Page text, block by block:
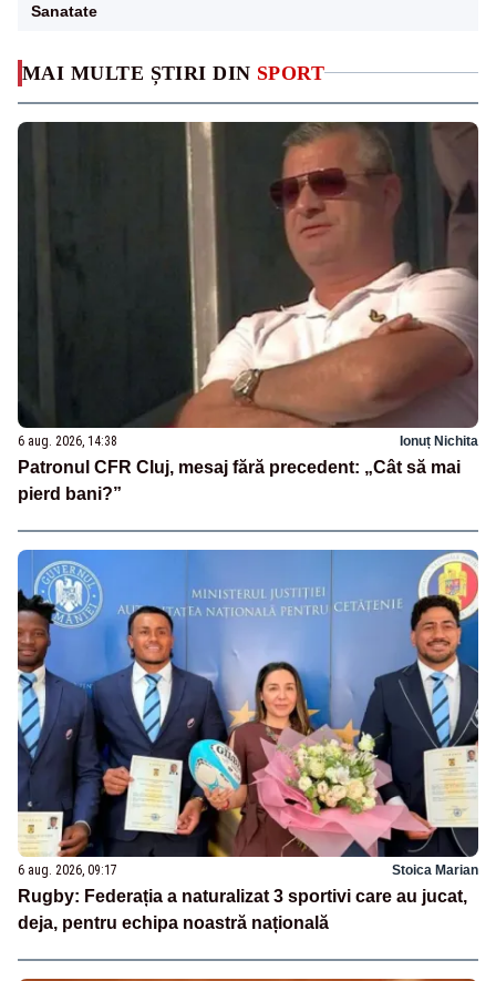
MAI MULTE ȘTIRI DIN SPORT
6 aug. 2026, 14:38 Ionuț Nichita
Patronul CFR Cluj, mesaj fără precedent: „Cât să mai
pierd bani?”
6 aug. 2026, 09:17 Stoica Marian
Rugby: Federația a naturalizat 3 sportivi care au jucat,
deja, pentru echipa noastră națională
Sanatate